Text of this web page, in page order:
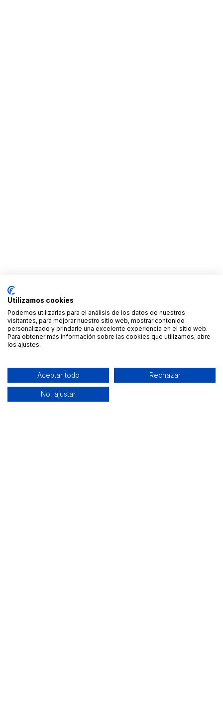
Utilizamos cookies
Podemos utilizarlas para el análisis de los datos de nuestros
visitantes, para mejorar nuestro sitio web, mostrar contenido
personalizado y brindarle una excelente experiencia en el sitio web.
Para obtener más información sobre las cookies que utilizamos, abre
los ajustes.
Aceptar todo Rechazar
No, ajustar